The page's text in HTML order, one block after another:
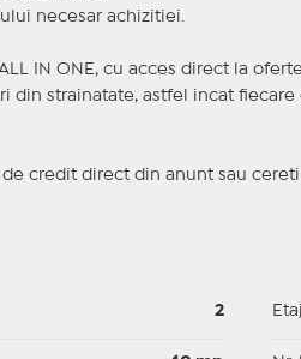
necesar achizitiei.
IN ONE, cu acces direct la
din strainatate, astfel incat
credit direct din anunt sau
2 Etaj